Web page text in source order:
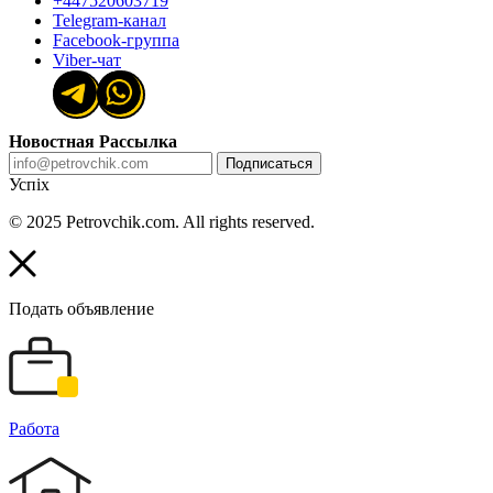
Telegram-канал
Facebook-группа
Viber-чат
Новостная Рассылка
Подписаться
Успіх
© 2025 Petrovchik.com. All rights reserved.
Подать объявление
Работа